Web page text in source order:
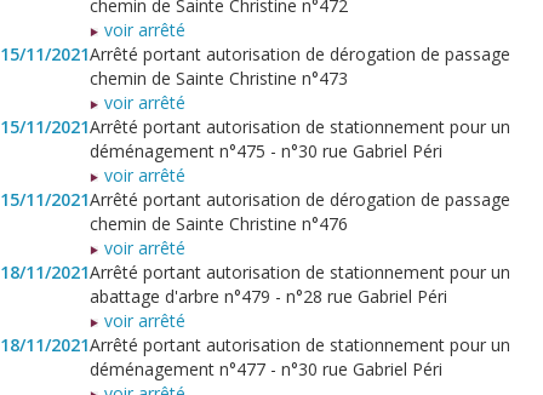
chemin de Sainte Christine n°472
voir arrêté
15/11/2021Arrêté portant autorisation de dérogation de passage
chemin de Sainte Christine n°473
voir arrêté
15/11/2021Arrêté portant autorisation de stationnement pour un
déménagement n°475 - n°30 rue Gabriel Péri
voir arrêté
15/11/2021Arrêté portant autorisation de dérogation de passage
chemin de Sainte Christine n°476
voir arrêté
18/11/2021Arrêté portant autorisation de stationnement pour un
abattage d'arbre n°479 - n°28 rue Gabriel Péri
voir arrêté
18/11/2021Arrêté portant autorisation de stationnement pour un
déménagement n°477 - n°30 rue Gabriel Péri